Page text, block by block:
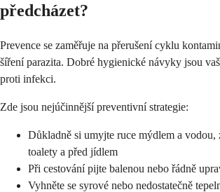
předcházet?
Prevence se zaměřuje na přerušení cyklu
šíření parazita. Dobré hygienické návyky jsou
proti infekci.
Zde jsou nejúčinnější preventivní strategie:
Důkladně si umyjte ruce mýdlem a vodou,
toalety a před jídlem
Při cestování pijte balenou nebo řádně
Vyhněte se syrové nebo nedostatečně